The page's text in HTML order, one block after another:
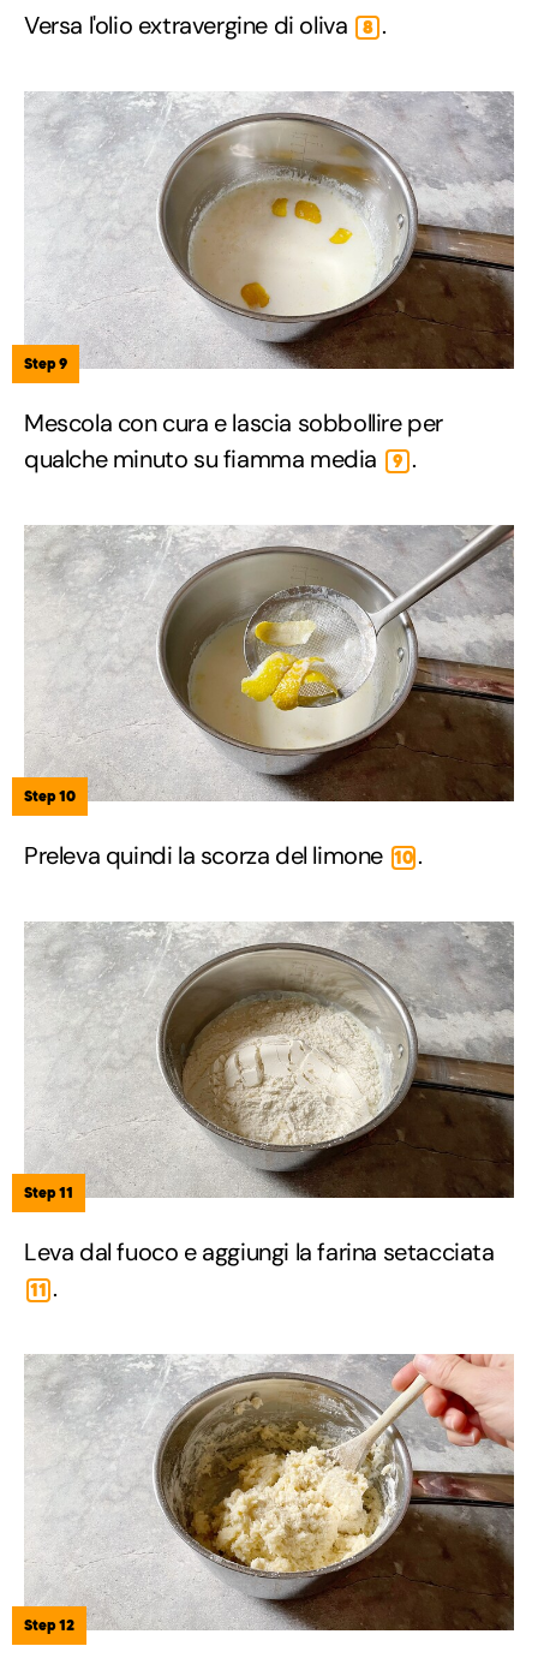
Versa l'olio extravergine di oliva 8 .
Step 9
Mescola con cura e lascia sobbollire per
qualche minuto su fiamma media
9 .
Step 10
Preleva quindi la scorza del limone 10 .
Step 11
Leva dal fuoco e aggiungi la farina setacciata
11 .
Step 12